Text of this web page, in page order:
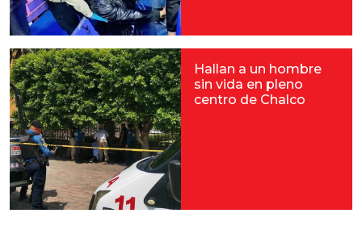
Hallan a un hombre
sin vida en pleno
centro de Chalco